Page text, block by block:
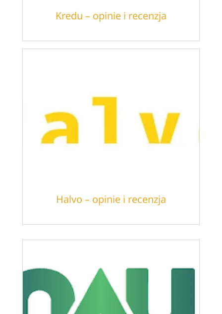
Kredu – opinie i recenzja
Halvo – opinie i recenzja